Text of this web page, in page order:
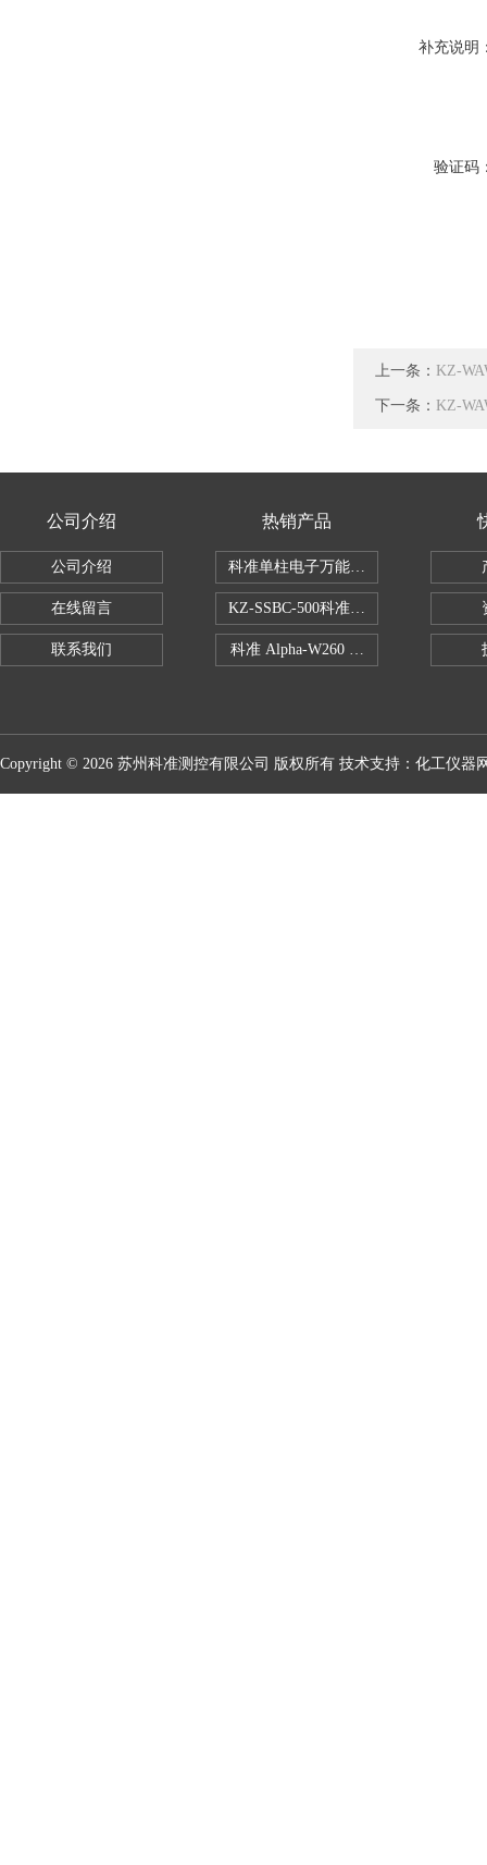
补充说明
验证码
上一条： KZ-
下一条： KZ-
公司介绍
公司介绍
在线留言
联系我们
热销产品
科准单柱电子万能拉力机KZ-SSBC-500
KZ-SSBC-500科准单柱电子万能试验
科准 Alpha-W260 半导体全自动推拉
Copyright © 2026 苏州科准测控有限公司 版权所有 技术支持： 化工仪器